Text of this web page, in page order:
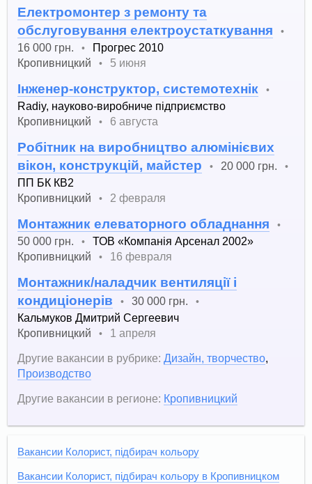
Електромонтер з ремонту та
обслуговування електроустаткування
•
16 000 грн. •
Прогрес 2010
Кропивницкий
• 5 июня
Інженер-конструктор, системотехнік •
Radiy, науково-виробниче підприємство
Кропивницкий
• 6 августа
Робітник на виробництво алюмінієвих
вікон, конструкцій, майстер
• 20 000 грн. •
ПП БК КВ2
Кропивницкий
• 2 февраля
Монтажник елеваторного обладнання •
50 000 грн. •
ТОВ «Компанія Арсенал 2002»
Кропивницкий
• 16 февраля
Монтажник/наладчик вентиляції і
кондиціонерів
• 30 000 грн. •
Кальмуков Дмитрий Сергеевич
Кропивницкий
•
1 апреля
Другие вакансии в рубрике: Дизайн, творчество,
Производство
Другие вакансии в регионе: Кропивницкий
Вакансии Колорист, підбирач кольору
Вакансии Колорист, підбирач кольору в Кропивницком